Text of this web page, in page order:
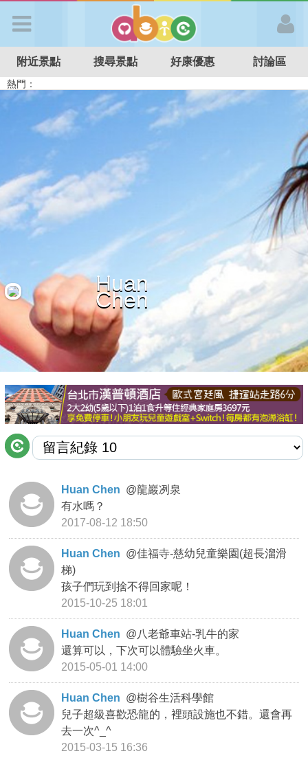
APP登入
首 頁
搜尋景點
好康優惠
最新留言
商家合作
推薦景點
討論區
聯絡我們
APP下載
附近景點 搜尋景點 好康優惠 討論區
熱門：
特色遊戲場
親子住房優惠 台北親子餐廳 溫泉泡湯SPA
Huan
Chen
Huan Chen @龍巖冽泉
有水嗎？
2017-08-12 18:50
Huan Chen @佳福寺-慈幼兒童樂園(超長溜滑
梯)
孩子們玩到捨不得回家呢！
2015-10-25 18:01
Huan Chen @八老爺車站-乳牛的家
還算可以，下次可以體驗坐火車。
2015-05-01 14:00
Huan Chen @樹谷生活科學館
兒子超級喜歡恐龍的，裡頭設施也不錯。還會再
去一次^_^
2015-03-15 16:36